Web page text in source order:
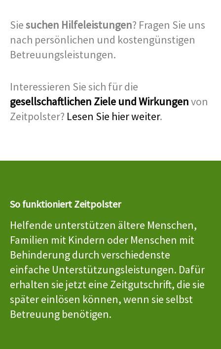
Siesuchen Hilfeleistungen? Fragen Sie uns
nach persönlichen und kostengünstigen
Betreuungsleistungen.
Interessieren Sie sich für die
gesellschaftlichen Ziele und Wirkungenvon
Zeitpolster? Lesen Sie hier weiter.
So funktioniert Zeitpolster
Helfende unterstützen ältere Menschen,
Familien mit Kindern oder Menschen mit
Behinderung durch verschiedenste
einfache Unterstützungsleistungen. Dafür
erhalten sie jetzt eine Zeitgutschrift, die sie
später einlösen können, wenn sie selbst
Betreuung benötigen.